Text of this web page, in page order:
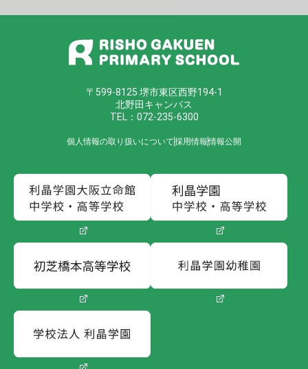
〒599-8125 堺市東区西野194-1
北野田キャンパス
TEL：072-235-6300
個人情報の取り扱いについて採用情報情報公開